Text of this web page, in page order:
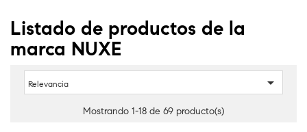
Listado de productos de la
marca NUXE
Relevancia 
Mostrando 1-18 de 69 producto(s)